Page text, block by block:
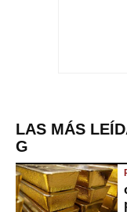
LAS MÁS
G